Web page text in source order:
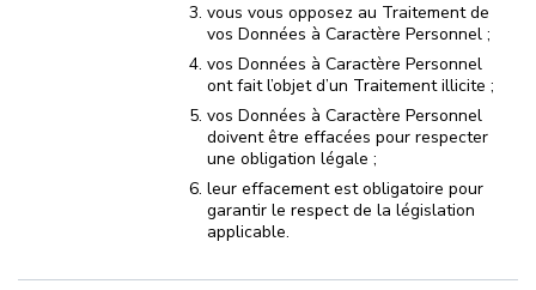
vous vous opposez au Traitement de
vos Données à Caractère Personnel ;
vos Données à Caractère Personnel
ont fait l’objet d’un Traitement illicite ;
vos Données à Caractère Personnel
doivent être effacées pour respecter
une obligation légale ;
leur effacement est obligatoire pour
garantir le respect de la législation
applicable.